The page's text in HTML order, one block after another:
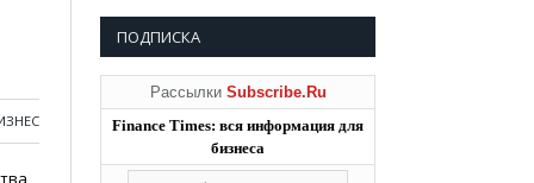
ПОДПИСКА
Рассылки Subscribe.Ru
Finance Times: вся информация для
бизнеса